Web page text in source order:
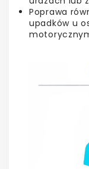
Poprawa
upadków u